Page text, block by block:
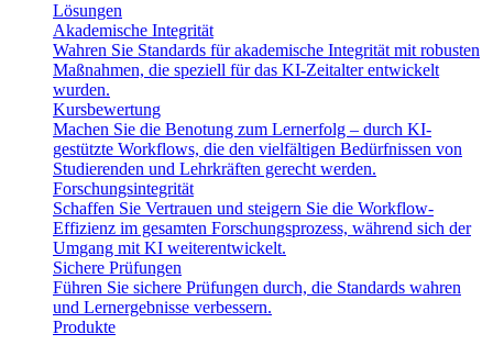
Lösungen
Akademische Integrität
Wahren Sie Standards für akademische Integrität mit robusten
Maßnahmen, die speziell für das KI-Zeitalter entwickelt
wurden.
Kursbewertung
Machen Sie die Benotung zum Lernerfolg – durch KI-
gestützte Workflows, die den vielfältigen Bedürfnissen von
Studierenden und Lehrkräften gerecht werden.
Forschungsintegrität
Schaffen Sie Vertrauen und steigern Sie die Workflow-
Effizienz im gesamten Forschungsprozess, während sich der
Umgang mit KI weiterentwickelt.
Sichere Prüfungen
Führen Sie sichere Prüfungen durch, die Standards wahren
und Lernergebnisse verbessern.
Produkte